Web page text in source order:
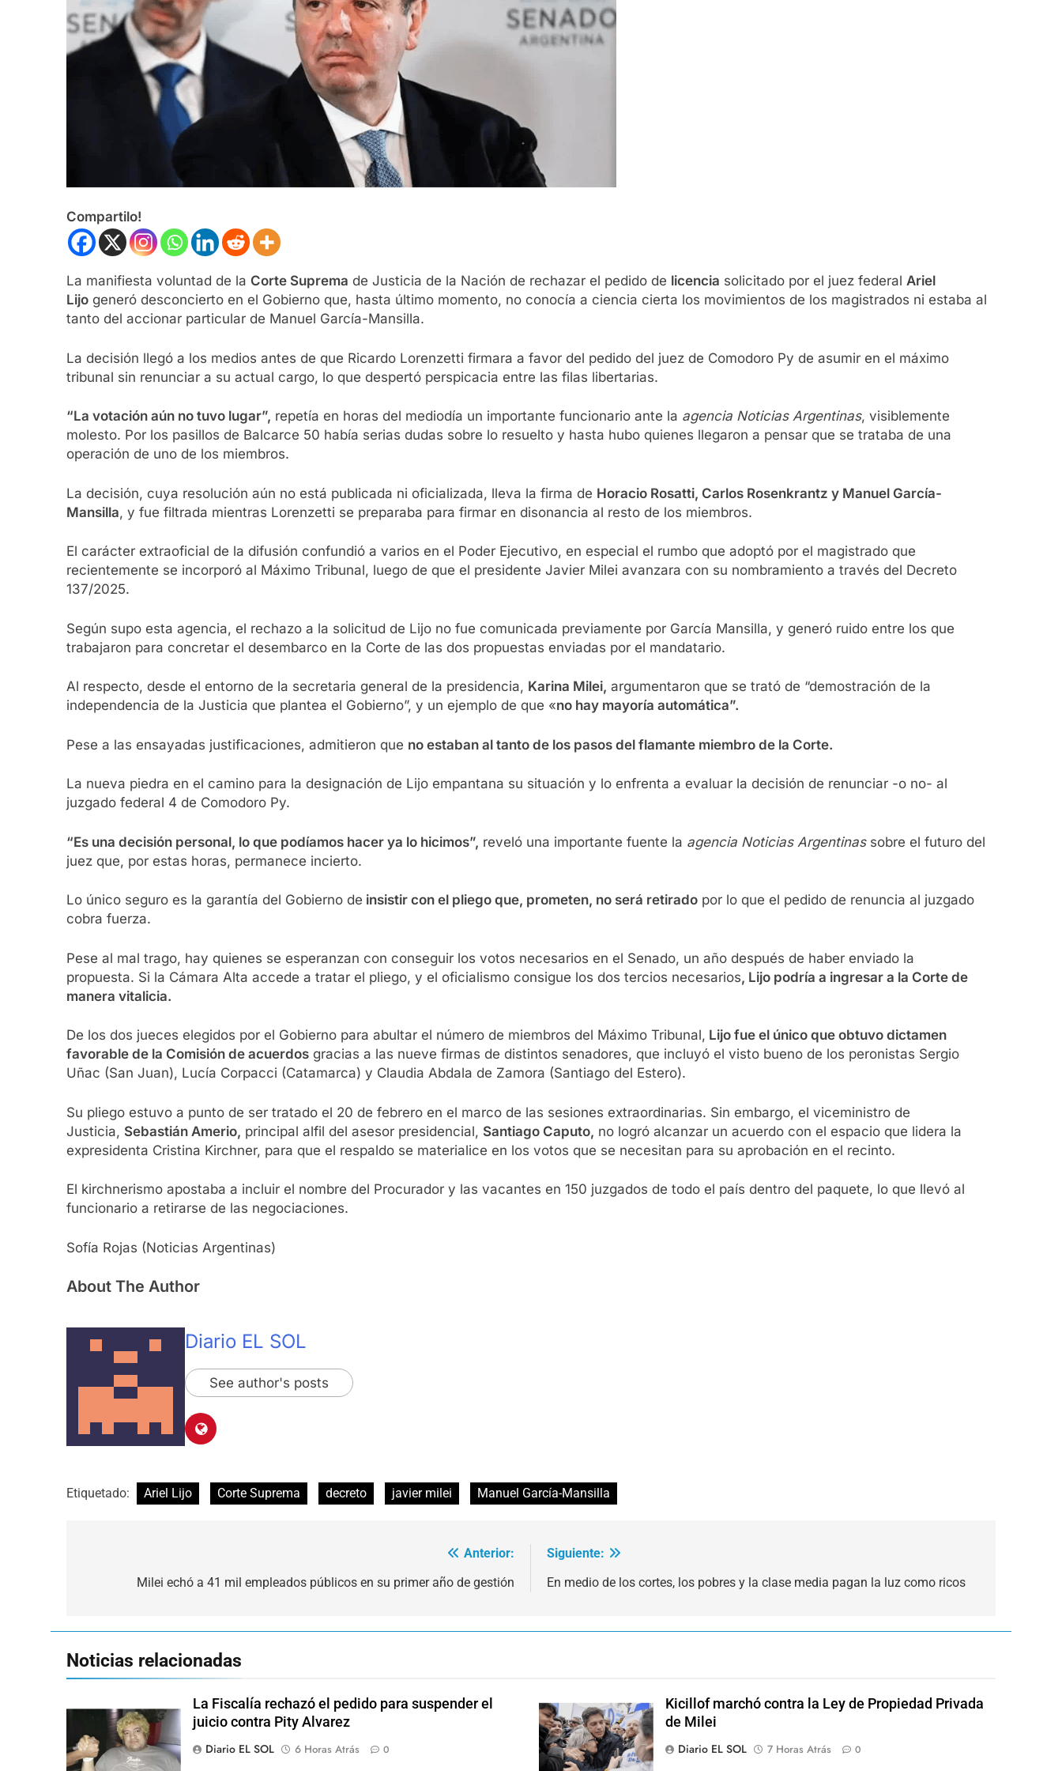
Compartilo!
La manifiesta voluntad de la Corte Suprema de Justicia de la Nación de rechazar el pedido de licencia solicitado por el juez federal Ariel
Lijo generó desconcierto en el Gobierno que, hasta último momento, no conocía a ciencia cierta los movimientos de los magistrados ni estaba al
tanto del accionar particular de Manuel García-Mansilla.
La decisión llegó a los medios antes de que Ricardo Lorenzetti firmara a favor del pedido del juez de Comodoro Py de asumir en el máximo
tribunal sin renunciar a su actual cargo, lo que despertó perspicacia entre las filas libertarias.
“La votación aún no tuvo lugar”, repetía en horas del mediodía un importante funcionario ante la agencia Noticias Argentinas, visiblemente
molesto. Por los pasillos de Balcarce 50 había serias dudas sobre lo resuelto y hasta hubo quienes llegaron a pensar que se trataba de una
operación de uno de los miembros.
La decisión, cuya resolución aún no está publicada ni oficializada, lleva la firma de Horacio Rosatti, Carlos Rosenkrantz y Manuel García-
Mansilla, y fue filtrada mientras Lorenzetti se preparaba para firmar en disonancia al resto de los miembros.
El carácter extraoficial de la difusión confundió a varios en el Poder Ejecutivo, en especial el rumbo que adoptó por el magistrado que
recientemente se incorporó al Máximo Tribunal, luego de que el presidente Javier Milei avanzara con su nombramiento a través del Decreto
137/2025.
Según supo esta agencia, el rechazo a la solicitud de Lijo no fue comunicada previamente por García Mansilla, y generó ruido entre los que
trabajaron para concretar el desembarco en la Corte de las dos propuestas enviadas por el mandatario.
Al respecto, desde el entorno de la secretaria general de la presidencia, Karina Milei, argumentaron que se trató de “demostración de la
independencia de la Justicia que plantea el Gobierno”, y un ejemplo de que «no hay mayoría automática”.
Pese a las ensayadas justificaciones, admitieron que no estaban al tanto de los pasos del flamante miembro de la Corte.
La nueva piedra en el camino para la designación de Lijo empantana su situación y lo enfrenta a evaluar la decisión de renunciar -o no- al
juzgado federal 4 de Comodoro Py.
“Es una decisión personal, lo que podíamos hacer ya lo hicimos”, reveló una importante fuente la agencia Noticias Argentinassobre el futuro del
juez que, por estas horas, permanece incierto.
Lo único seguro es la garantía del Gobierno de insistir con el pliego que, prometen, no será retirado por lo que el pedido de renuncia al juzgado
cobra fuerza.
Pese al mal trago, hay quienes se esperanzan con conseguir los votos necesarios en el Senado, un año después de haber enviado la
propuesta. Si la Cámara Alta accede a tratar el pliego, y el oficialismo consigue los dos tercios necesarios, Lijo podría a ingresar a la Corte de
manera vitalicia.
De los dos jueces elegidos por el Gobierno para abultar el número de miembros del Máximo Tribunal, Lijo fue el único que obtuvo dictamen
favorable de la Comisión de acuerdos gracias a las nueve firmas de distintos senadores, que incluyó el visto bueno de los peronistas Sergio
Uñac (San Juan), Lucía Corpacci (Catamarca) y Claudia Abdala de Zamora (Santiago del Estero).
Su pliego estuvo a punto de ser tratado el 20 de febrero en el marco de las sesiones extraordinarias. Sin embargo, el viceministro de
Justicia, Sebastián Amerio, principal alfil del asesor presidencial, Santiago Caputo, no logró alcanzar un acuerdo con el espacio que lidera la
expresidenta Cristina Kirchner, para que el respaldo se materialice en los votos que se necesitan para su aprobación en el recinto.
El kirchnerismo apostaba a incluir el nombre del Procurador y las vacantes en 150 juzgados de todo el país dentro del paquete, lo que llevó al
funcionario a retirarse de las negociaciones.
Sofía Rojas (Noticias Argentinas)
About The Author
Diario EL SOL
See author's posts
Etiquetado: Ariel Lijo Corte Suprema decreto javier milei Manuel García-Mansilla
Anterior:
Milei echó a 41 mil empleados públicos en su primer año de gestión
Siguiente:
En medio de los cortes, los pobres y la clase media pagan la luz como ricos
Noticias relacionadas
La Fiscalía rechazó el pedido para suspender el
juicio contra Pity Alvarez
Diario EL SOL
6 Horas Atrás 0
Kicillof marchó contra la Ley de Propiedad Privada
de Milei
Diario EL SOL
7 Horas Atrás 0